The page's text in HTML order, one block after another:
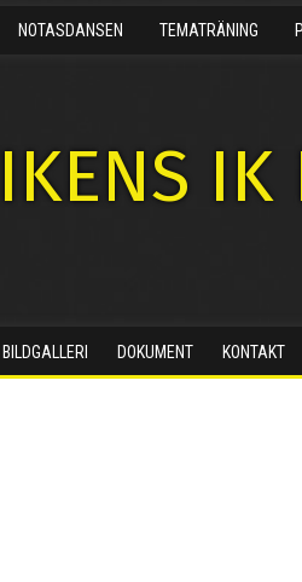
NOTASDANSEN TEMATRÄNING
IK
BILDGALLERI DOKUMENT KONTAKT